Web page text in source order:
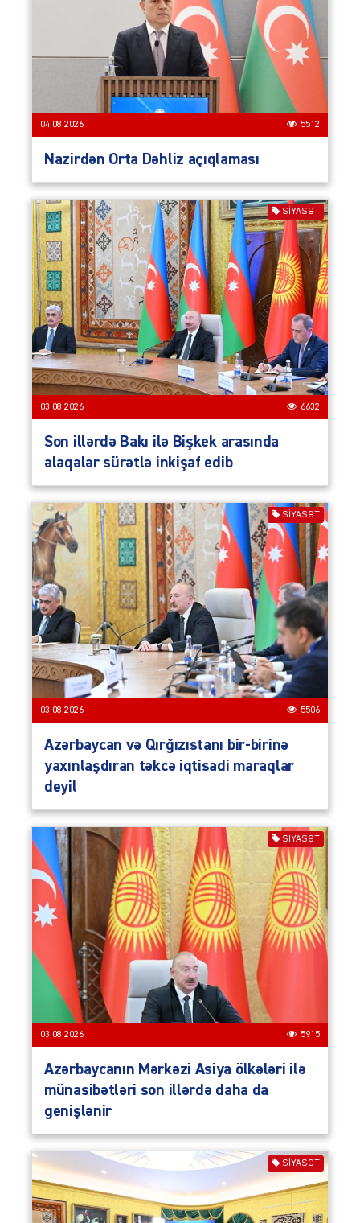
04.08.2026 5512
Nazirdən Orta Dəhliz açıqlaması
SIYASƏT
03.08.2026 6632
Son illərdə Bakı ilə Bişkek arasında
əlaqələr sürətlə inkişaf edib
SIYASƏT
03.08.2026 5506
Azərbaycan və Qırğızıstanı bir-birinə
yaxınlaşdıran təkcə iqtisadi maraqlar
deyil
SIYASƏT
03.08.2026 5915
Azərbaycanın Mərkəzi Asiya ölkələri ilə
münasibətləri son illərdə daha da
genişlənir
SIYASƏT